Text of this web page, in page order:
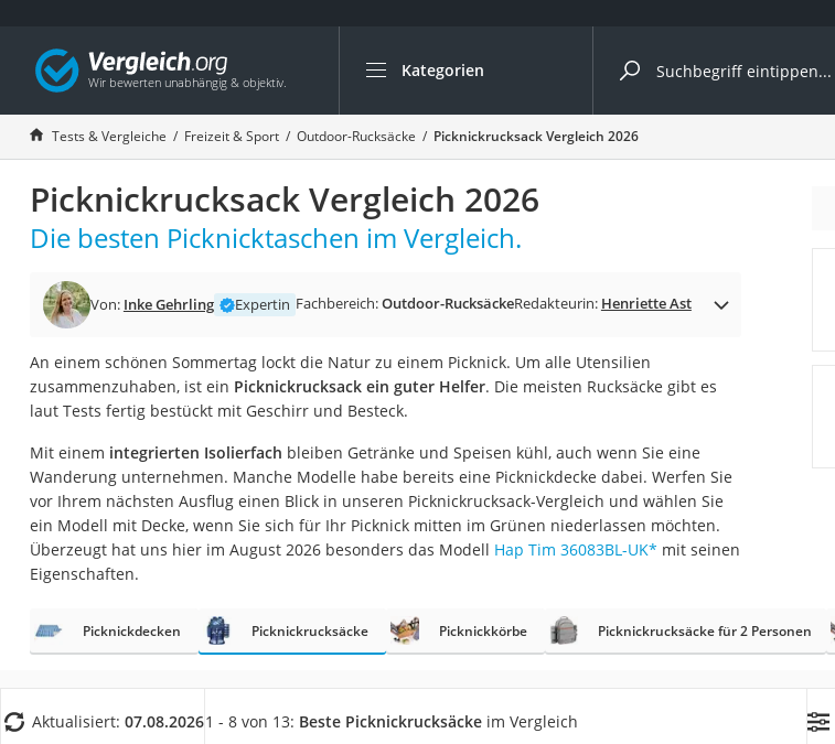
Kategorien
Die beliebtesten Vergleiche nach Kategorie
Freizeit & Sport
Gartentrampolin
Trampolin
Metalldetektor
Eufab-Fahrradträger
Trampolin 366 cm
Aluminium-Koffer
Futterboot
E-Bike-Dreirad
Trekkingschuhe Herren
Reisetasche mit Rollen
Nachtsichtgerät
Handgepäck-Koffer
Tests & Vergleiche Freizeit & Sport Outdoor-Rucksäcke Picknickrucksack Vergleich 2026
Picknickrucksack Vergleich 2026
Die besten Picknicktaschen im Vergleich.
Von: Inke Gehrling Expertin Fachbereich:Outdoor-RucksäckeRedakteurin: Henriette Ast
An einem schönen Sommertag lockt die Natur zu einem Picknick. Um alle Utensilien
zusammenzuhaben, ist ein Picknickrucksack ein guter Helfer. Die meisten Rucksäcke gibt es
laut Tests fertig bestückt mit Geschirr und Besteck.
Mit einem integrierten Isolierfach bleiben Getränke und Speisen kühl, auch wenn Sie eine
Wanderung unternehmen. Manche Modelle habe bereits eine Picknickdecke dabei. Werfen Sie
vor Ihrem nächsten Ausflug einen Blick in unseren Picknickrucksack-Vergleich und wählen Sie
ein Modell mit Decke, wenn Sie sich für Ihr Picknick mitten im Grünen niederlassen möchten.
Überzeugt hat uns hier im August 2026 besonders das Modell Hap Tim ‎36083BL-UK* mit seinen
Eigenschaften.
Picknickdecken Picknickrucksäcke Picknickkörbe Picknickrucksäcke für 2 Personen
Aktualisiert: 07.08.20261 - 8 von 13: Beste Picknickrucksäcke im Vergleich